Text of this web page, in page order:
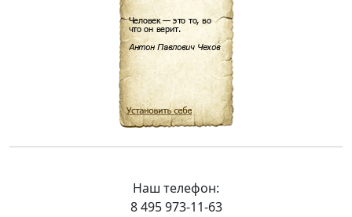
Наш телефон:
8 495 973-11-63